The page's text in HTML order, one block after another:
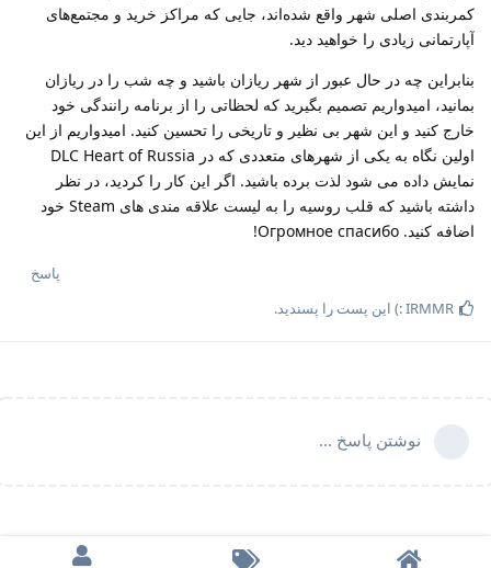
کمربندی اصلی شهر واقع شده‌اند، جایی که مراکز خرید و مجتمع‌های
آپارتمانی زیادی را خواهید دید.
بنابراین چه در حال عبور از شهر ریازان باشید و چه شب را در ریازان
بمانید، امیدواریم تصمیم بگیرید که لحظاتی را از برنامه رانندگی خود
خارج کنید و این شهر بی نظیر و تاریخی را تحسین کنید. امیدواریم از این
اولین نگاه به یکی از شهرهای متعددی که در DLC Heart of Russia
نمایش داده می شود لذت برده باشید. اگر این کار را کردید، در نظر
داشته باشید که قلب روسیه را به لیست علاقه مندی های Steam خود
اضافه کنید. Огромное спасибо!
پاسخ
IRMMR :)
این پست را پسندید.
نوشتن پاسخ ...